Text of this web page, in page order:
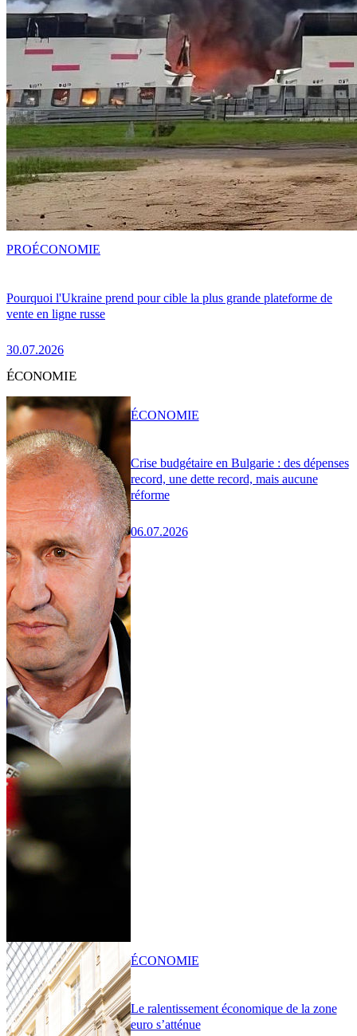
Pourquoi l'Ukraine prend pour cible la plus grande plateforme de
vente en ligne russe
30.07.2026
PROÉCONOMIE
ÉCONOMIE
Crise budgétaire en Bulgarie : des dépenses
record, une dette record, mais aucune
réforme
06.07.2026
ÉCONOMIE
Le ralentissement économique de la zone
euro s’atténue
ÉCONOMIE